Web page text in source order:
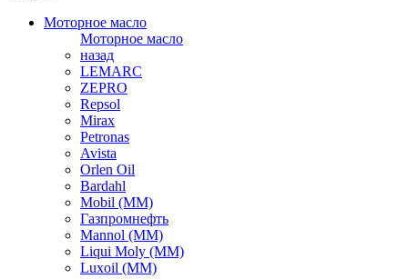
Моторное масло
Моторное масло
назад
LEMARC
ZEPRO
Repsol
Mirax
Petronas
Avista
Orlen Oil
Bardahl
Mobil (ММ)
Газпромнефть
Mannol (ММ)
Liqui Moly (ММ)
Luxoil (ММ)